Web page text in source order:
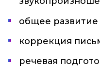
общее развитие
коррекция
речевая